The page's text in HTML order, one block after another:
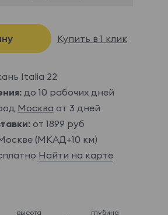
Купить в 1 клик
Italia 22
до 10 рабочих дней
Москва от 3 дней
от 1899 руб
(МКАД+10 км)
Найти на карте
высота глубина